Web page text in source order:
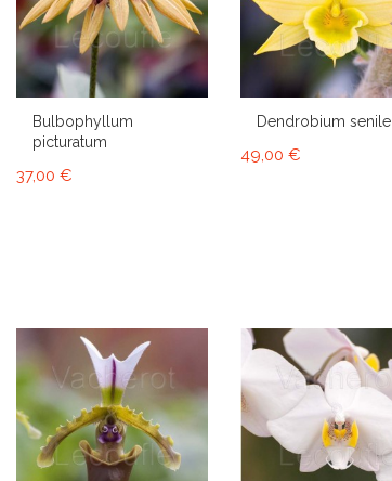
Bulbophyllum
picturatum
37,00 €
Dendrobium senile
49,00 €